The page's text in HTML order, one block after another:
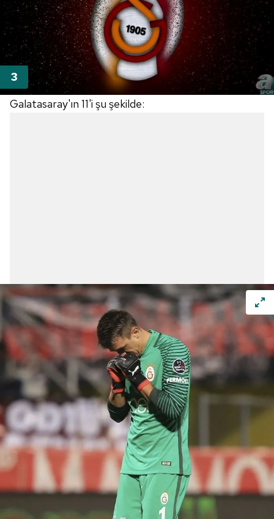
Galatasaray'ın 11'i şu şekilde: